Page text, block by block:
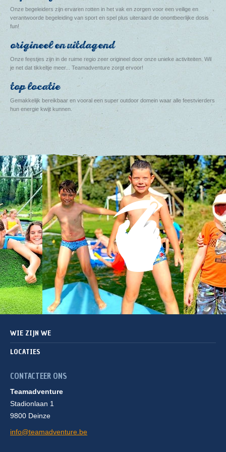
Onze begeleiders zijn ervaren rotten in het vak en zorgen voor een veilige en
verantwoorde begeleiding van sport en spel plus uiteraard de onontbeerlijke dosis
fun!
origineel en uitdagend
Onze feestjes zijn in de ruime regio zeer origineel door onze unieke activiteiten. Wil
je net dat tikkeltje meer... Teamadventure zorgt ervoor!
top locatie
Gemakkelijk bereikbaar en vooral een super outdoor domein waar alle feestvierders
hun energie kwijt kunnen.
WIE ZIJN WE
LOCATIES
CONTACTEER ONS
Teamadventure
Stadionlaan 1
9800 Deinze
info@teamadventure.be